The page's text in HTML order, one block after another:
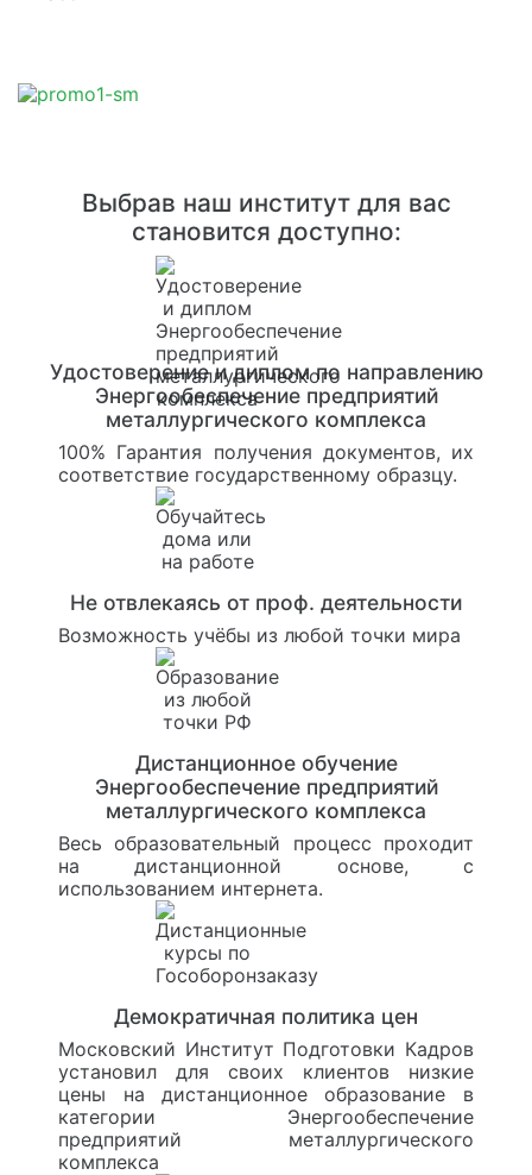
Выбрав наш институт для вас
становится доступно:
Удостоверение и диплом по направлению
Энергообеспечение предприятий
металлургического комплекса
100% Гарантия получения документов, их
соответствие государственному образцу.
Не отвлекаясь от проф. деятельности
Возможность учёбы из любой точки мира
Дистанционное обучение
Энергообеспечение предприятий
металлургического комплекса
Весь образовательный процесс проходит
на дистанционной основе, с
использованием интернета.
Демократичная политика цен
Московский Институт Подготовки Кадров
установил для своих клиентов низкие
цены на дистанционное образование в
категории Энергообеспечение
предприятий металлургического
комплекса